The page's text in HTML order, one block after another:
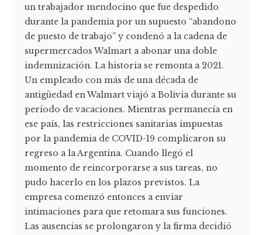
un trabajador mendocino que fue despedido
durante la pandemia por un supuesto “abandono
de puesto de trabajo” y condenó a la cadena de
supermercados Walmart a abonar una doble
indemnización. La historia se remonta a 2021.
Un empleado con más de una década de
antigüedad en Walmart viajó a Bolivia durante su
período de vacaciones. Mientras permanecía en
ese país, las restricciones sanitarias impuestas
por la pandemia de COVID-19 complicaron su
regreso a la Argentina. Cuando llegó el
momento de reincorporarse a sus tareas, no
pudo hacerlo en los plazos previstos. La
empresa comenzó entonces a enviar
intimaciones para que retomara sus funciones.
Las ausencias se prolongaron y la firma decidió